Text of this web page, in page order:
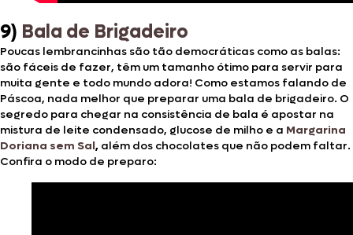
9) Bala de Brigadeiro
Poucas lembrancinhas são tão democráticas como as balas:
são fáceis de fazer, têm um tamanho ótimo para servir para
muita gente e todo mundo adora! Como estamos falando de
Páscoa, nada melhor que preparar uma bala de brigadeiro. O
segredo para chegar na consistência de bala é apostar na
mistura de leite condensado, glucose de milho e a Margarina
Doriana sem Sal, além dos chocolates que não podem faltar.
Confira o modo de preparo: